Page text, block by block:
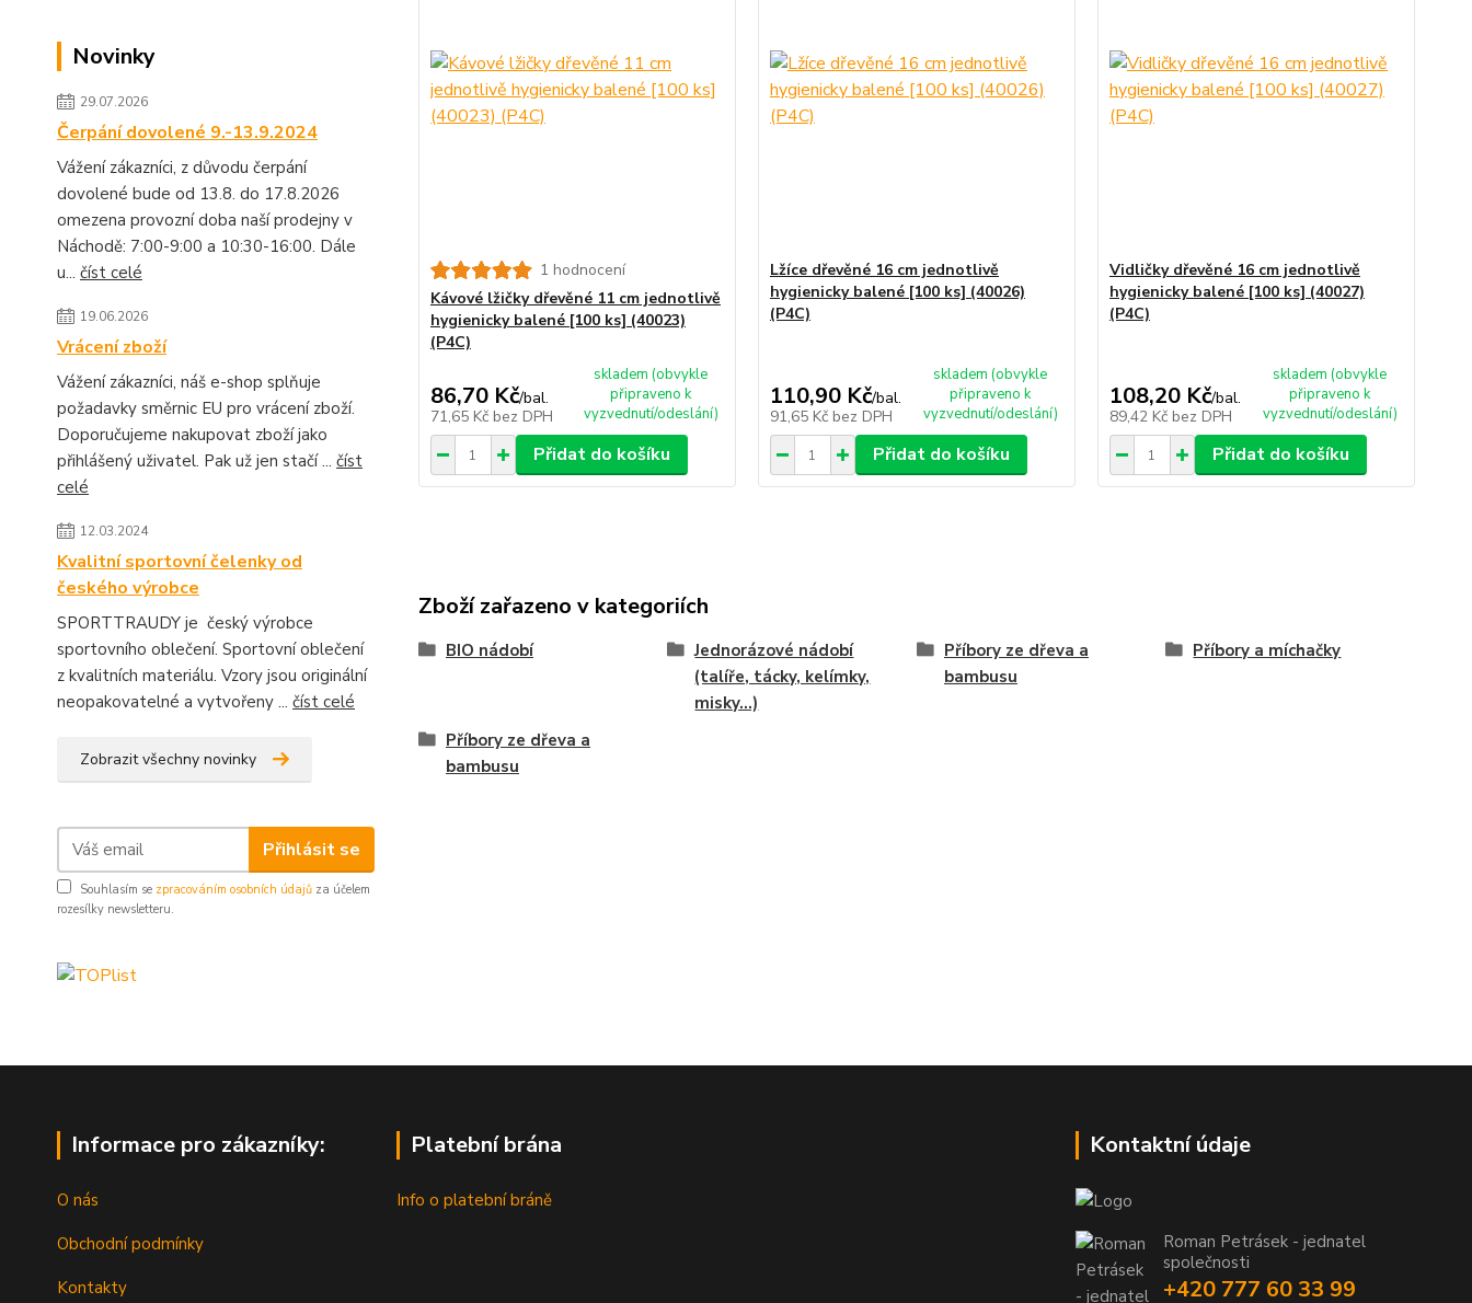
Novinky
29.07.2026
Čerpání dovolené 9.-13.9.2024
Vážení zákazníci, z důvodu čerpání
dovolené bude od 13.8. do 17.8.2026
omezena provozní doba naší prodejny v
Náchodě: 7:00-9:00 a 10:30-16:00. Dále
u... číst celé
19.06.2026
Vrácení zboží
Vážení zákazníci, náš e-shop splňuje
požadavky směrnic EU pro vrácení zboží.
Doporučujeme nakupovat zboží jako
přihlášený uživatel. Pak už jen stačí ... číst
celé
12.03.2024
Kvalitní sportovní čelenky od
českého výrobce
SPORTTRAUDY je český výrobce
sportovního oblečení. Sportovní oblečení
z kvalitních materiálu. Vzory jsou originální
neopakovatelné a vytvořeny ... číst celé
Zobrazit všechny novinky
Přihlásit se
Souhlasím se zpracováním osobních údajů za účelem
rozesílky newsletteru.
1 hodnocení
Kávové lžičky dřevěné 11 cm jednotlivě
hygienicky balené [100 ks] (40023)
(P4C)
86,70 Kč/bal.
71,65 Kč bez DPH
skladem (obvykle
připraveno k
vyzvednutí/odeslání)
Přidat do košíku
Lžíce dřevěné 16 cm jednotlivě
hygienicky balené [100 ks] (40026)
(P4C)
110,90 Kč/bal.
91,65 Kč bez DPH
skladem (obvykle
připraveno k
vyzvednutí/odeslání)
Přidat do košíku
Vidličky dřevěné 16 cm jednotlivě
hygienicky balené [100 ks] (40027)
(P4C)
108,20 Kč/bal.
89,42 Kč bez DPH
skladem (obvykle
připraveno k
vyzvednutí/odeslání)
Přidat do košíku
Zboží zařazeno v kategoriích
BIO nádobí
Jednorázové nádobí
(talíře, tácky, kelímky,
misky...)
Příbory ze dřeva a
bambusu
Příbory a míchačky
Příbory ze dřeva a
bambusu
Informace pro zákazníky:
O nás
Obchodní podmínky
Kontakty
Platební brána
Info o platební bráně
Kontaktní údaje
Roman Petrásek - jednatel
společnosti
+420 777 60 33 99